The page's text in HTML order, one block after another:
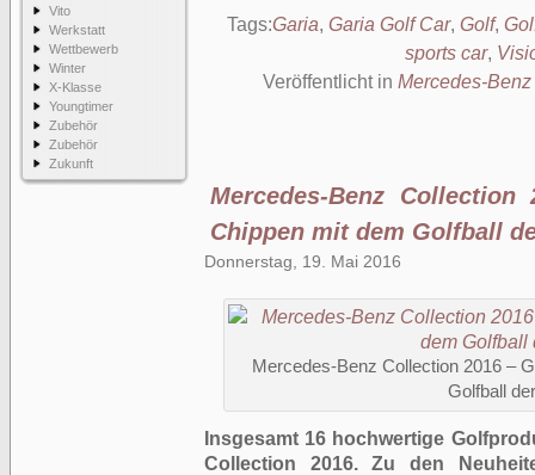
Vito
Werkstatt
Wettbewerb
Winter
X-Klasse
Youngtimer
Zubehör
Zubehör
Zukunft
Tags:Garia, Garia Golf Car, Golf,
sports car,
Veröffentlicht in Mercedes-
Mercedes-Benz
Chippen mit dem Golfball
Donnerstag, 19. Mai 2016
Mercedes-Benz Collection 2016 –
Golfball
Insgesamt 16 hochwertige
Collection 2016. Zu den